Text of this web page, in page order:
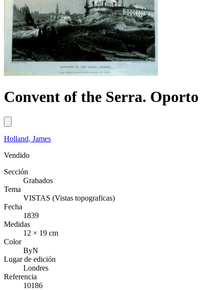
Convent of the Serra. Oporto
Holland, James
Vendido
Sección
Grabados
Tema
VISTAS (Vistas topograficas)
Fecha
1839
Medidas
12 × 19 cm
Color
ByN
Lugar de edición
Londres
Referencia
10186